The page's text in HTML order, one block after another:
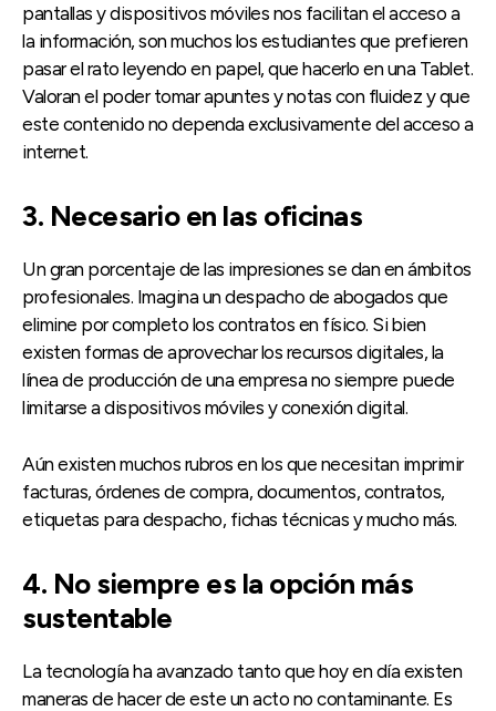
pantallas y dispositivos móviles nos facilitan el acceso a
la información, son muchos los estudiantes que prefieren
pasar el rato leyendo en papel, que hacerlo en una Tablet.
Valoran el poder tomar apuntes y notas con fluidez y que
este contenido no dependa exclusivamente del acceso a
internet.
3. Necesario en las oficinas
Un gran porcentaje de las impresiones se dan en ámbitos
profesionales. Imagina un despacho de abogados que
elimine por completo los contratos en físico. Si bien
existen formas de aprovechar los recursos digitales, la
línea de producción de una empresa no siempre puede
limitarse a dispositivos móviles y conexión digital.
Aún existen muchos rubros en los que necesitan imprimir
facturas, órdenes de compra, documentos, contratos,
etiquetas para despacho, fichas técnicas y mucho más.
4. No siempre es la opción más
sustentable
La tecnología ha avanzado tanto que hoy en día existen
maneras de hacer de este un acto no contaminante. Es